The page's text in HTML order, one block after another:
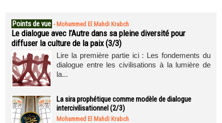
Points de vue - Mohammed El Mahdi Krabch
Le dialogue avec l’Autre dans sa pleine diversité pour
diffuser la culture de la paix (3/3)
Lire la première partie ici : Les fondements du
dialogue entre les civilisations à la lumière de
la...
La sira prophétique comme modèle de dialogue
intercivilisationnel (2/3)
Mohammed El Mahdi Krabch